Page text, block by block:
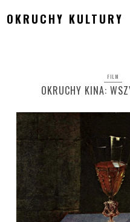
toOKRUCHY KULTURY
FILM
OKRUCHY KINA: